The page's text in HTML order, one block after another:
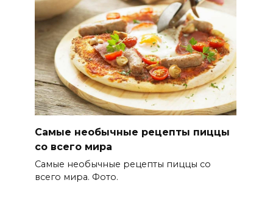
Самые необычные рецепты пиццы
со всего мира
Самые необычные рецепты пиццы со
всего мира. Фото.